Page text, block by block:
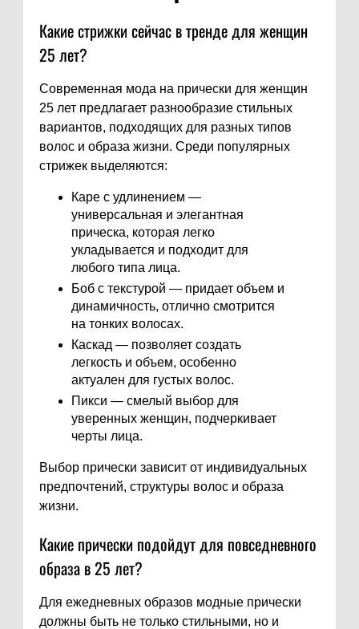
Какие стрижки сейчас в тренде для женщин
25 лет?
Современная мода на прически для женщин
25 лет предлагает разнообразие стильных
вариантов, подходящих для разных типов
волос и образа жизни. Среди популярных
стрижек выделяются:
Каре с удлинением —
универсальная и элегантная
прическа, которая легко
укладывается и подходит для
любого типа лица.
Боб с текстурой — придает объем и
динамичность, отлично смотрится
на тонких волосах.
Каскад — позволяет создать
легкость и объем, особенно
актуален для густых волос.
Пикси — смелый выбор для
уверенных женщин, подчеркивает
черты лица.
Выбор прически зависит от индивидуальных
предпочтений, структуры волос и образа
жизни.
Какие прически подойдут для повседневного
образа в 25 лет?
Для ежедневных образов модные прически
должны быть не только стильными, но и